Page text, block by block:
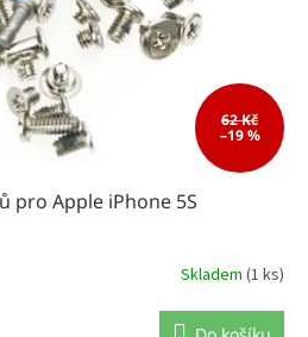
62 Kč
–19 %
pro Apple iPhone 5S
Skladem (1 ks)